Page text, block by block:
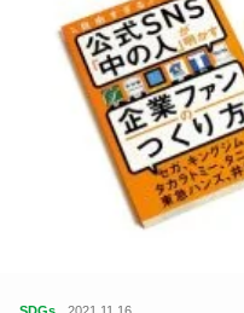
2021.11.16
『道の駅阿蘇』スタ
チームの選書 1〜2